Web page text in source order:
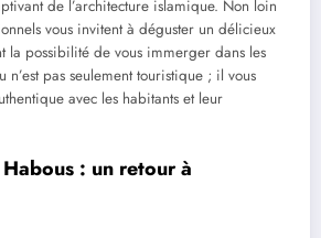
de l’architecture islamique. Non loin
vous invitent à déguster un délicieux
la possibilité de vous immerger dans les
n’est pas seulement touristique ; il vous
avec les habitants et leur
: un retour à